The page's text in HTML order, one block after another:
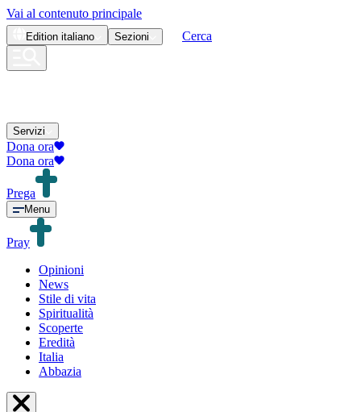
Vai al contenuto principale
Edition italiano Sezioni Cerca
Servizi
Dona ora
Dona ora
Prega
Menu
Pray
Opinioni
News
Stile di vita
Spiritualità
Scoperte
Eredità
Italia
Abbazia